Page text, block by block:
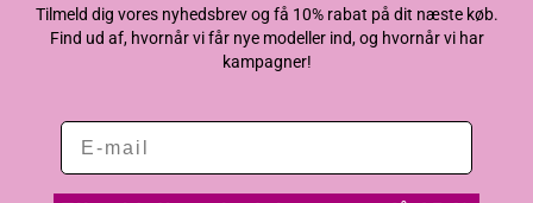
Tilmeld dig vores nyhedsbrev og få 10% rabat på dit næste køb.
Find ud af, hvornår vi får nye modeller ind, og hvornår vi har
kampagner!